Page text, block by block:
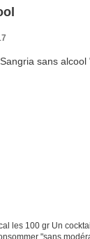
"sans